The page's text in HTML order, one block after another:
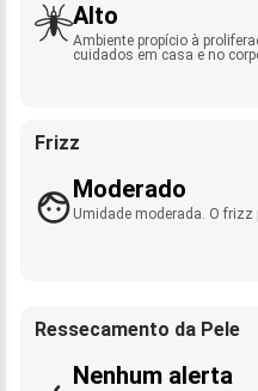
Alto
Ambiente propício à
cuidados em casa e no
Frizz
Moderado
Umidade moderada. O frizz
Ressecamento da Pele
Nenhum alerta